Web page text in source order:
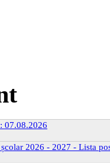
07.08.2026
2026 - 2027 - Lista